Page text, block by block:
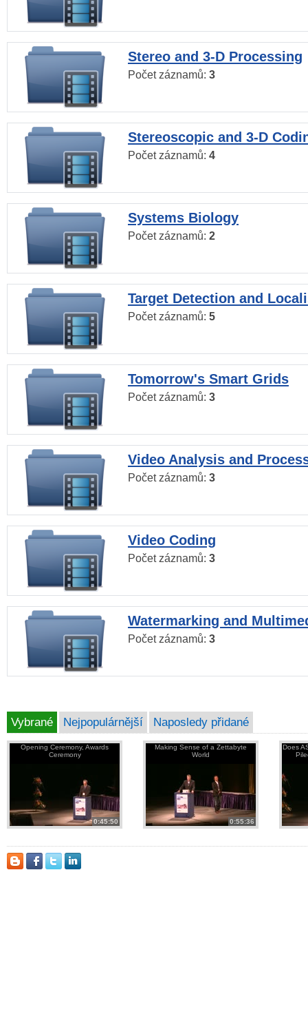
Stereo and 3-D Processing
Počet záznamů: 3
Stereoscopic and 3-D
Počet záznamů: 4
Systems Biology
Počet záznamů: 2
Target Detection and
Počet záznamů: 5
Tomorrow's Smart Grids
Počet záznamů: 3
Video Analysis and
Počet záznamů: 3
Video Coding
Počet záznamů: 3
Watermarking and
Počet záznamů: 3
Vybrané Nejpopulárnější Naposledy přidané
Opening Ceremony, Awards
Ceremony
0:45:50
Making Sense of a Zettabyte
World
0:55:36
Does